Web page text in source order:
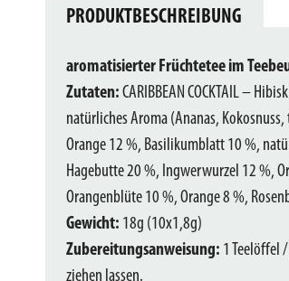
PRODUKTBESCHREIBUNG
aromatisierter Früchtetee im
Zutaten: CARIBBEAN COCKTAIL –
natürliches Aroma (Ananas, Kokosnuss,
Orange 12 %, Basilikumblatt 10 %,
Hagebutte 20 %, Ingwerwurzel 12 %,
Orangenblüte 10 %, Orange 8 %,
Gewicht: 18g (10x1,8g)
Zubereitungsanweisung: 1 Teelöffel
ziehen lassen.